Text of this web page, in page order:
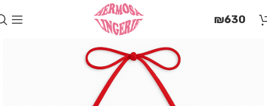
זֶה
₪630